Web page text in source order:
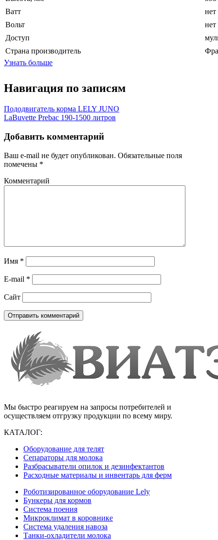
Ватт
нет
Вольт
нет
Доступ
Страна производитель
Узнать больше
Навигация по записям
Пододвигатель корма LELY JUNO
LaBuvette Prebac 190-1500 литров
Добавить комментарий
Ваш e-mail не будет опубликован. Обязательные поля
помечены *
Комментарий
Имя *
E-mail *
Сайт
Мы быстро реагируем на запросы потребителей и
осуществляем отгрузку продукции по всему миру.
КАТАЛОГ:
Оборудование для телят
Сепараторы для молока
Разбрасыватели опилок и дезинфектантов
Расходные материалы и инвентарь для ферм
Роботизированное оборудование Lely
Бункеры для кормов
Система поения
Микроклимат в коровнике
Система удаления навоза
Танки-охладители молока